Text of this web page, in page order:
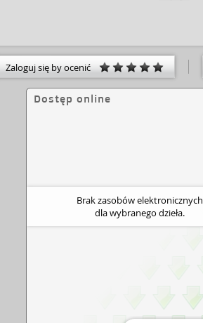
dla mierzącego się ze stratą nastolatka? W
bezkompromisowym piórem
współczesnej polskiej rodziny, ale też
w niej goryczy, to prozę autora cechuje także
nie odnieść wrażenia, że najczęściej jest
Zaloguj się by ocenić
Dostęp online
Brak zasobów elektronicznych
dla wybranego dzieła.